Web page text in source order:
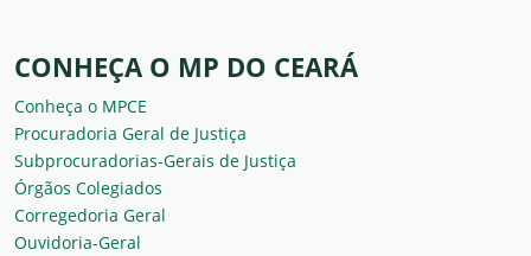
CONHEÇA O MP DO CEARÁ
Conheça o MPCE
Procuradoria Geral de Justiça
Subprocuradorias-Gerais de Justiça
Órgãos Colegiados
Corregedoria Geral
Ouvidoria-Geral